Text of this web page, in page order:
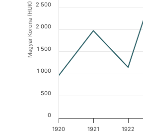
Magyar Korona (HUK)
1920 1921 1922
0
500
1 000
1 500
2 000
2 500